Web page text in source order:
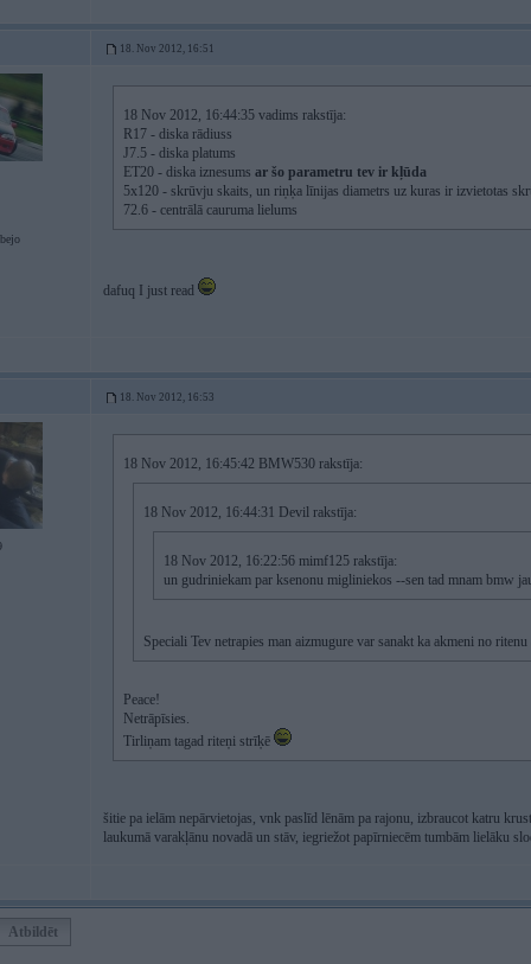
18. Nov 2012, 16:51
18 Nov 2012, 16:44:35 vadims rakstīja:
R17 - diska rādiuss
J7.5 - diska platums
ET20 - diska iznesums ar šo parametru tev ir kļūda
5x120 - skrūvju skaits, un riņķa līnijas diametrs uz kuras ir izvietotas
72.6 - centrālā cauruma lielums
dafuq I just read
18. Nov 2012, 16:53
18 Nov 2012, 16:45:42 BMW530 rakstīja:
18 Nov 2012, 16:44:31 Devil rakstīja:
18 Nov 2012, 16:22:56 mimf125 rakstīja:
un gudriniekam par ksenonu migliniekos --sen tad mnam bmw
Speciali Tev netrapies man aizmugure var sanakt ka akmeni no
Peace!
Netrāpīsies.
Tirliņam tagad riteņi strīķē
šitie pa ielām nepārvietojas, vnk paslīd lēnām pa rajonu, izbraucot katru
laukumā varakļānu novadā un stāv, iegriežot papīrniecēm tumbām lielāku
Atbildēt